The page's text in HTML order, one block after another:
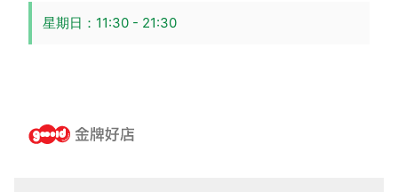
星期日：11:30 - 21:30